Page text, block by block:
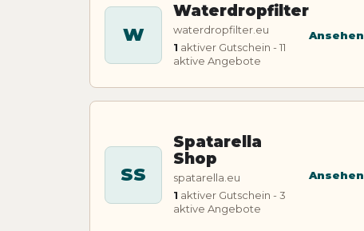
W
Waterdropfilter
waterdropfilter.eu
1 aktiver Gutschein - 11
aktive Angebote
Ansehen
SS
Spatarella
Shop
spatarella.eu
1 aktiver Gutschein - 3
aktive Angebote
Ansehen